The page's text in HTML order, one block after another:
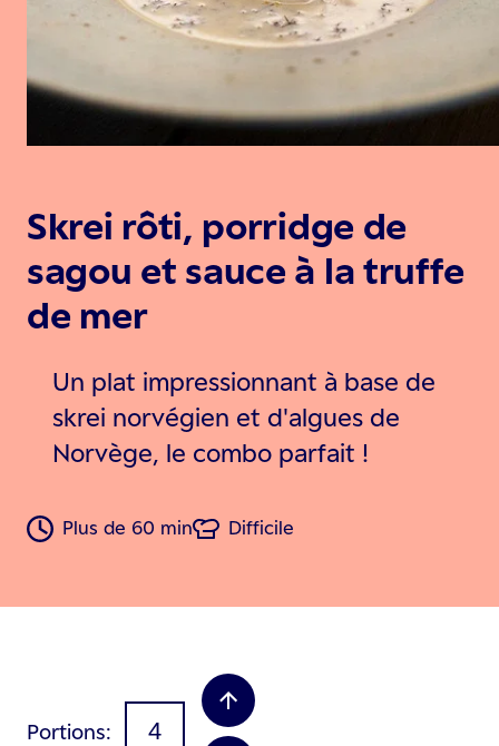
Skrei rôti, porridge de
sagou et sauce à la truffe
de mer
Un plat impressionnant à base de
skrei norvégien et d'algues de
Norvège, le combo parfait !
Plus de 60 min Difficile
Portions